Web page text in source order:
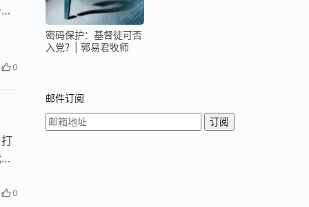
0
0
密码保护：基督徒可否
入党？| 郭易君牧师
邮件订阅